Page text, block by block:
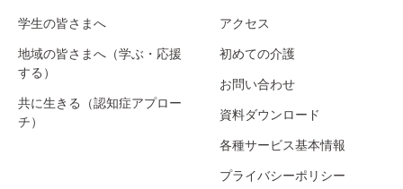
学生の皆さまへ
地域の皆さまへ（学ぶ・応援
する）
共に生きる（認知症アプロー
チ）
アクセス
初めての介護
お問い合わせ
資料ダウンロード
各種サービス基本情報
プライバシーポリシー